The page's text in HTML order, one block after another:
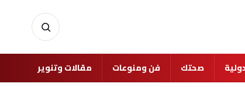
صحتك فن ومنوعات مقالات وتنوير